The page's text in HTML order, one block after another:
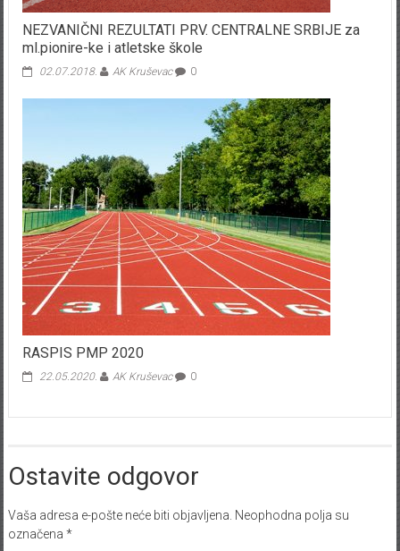
NEZVANIČNI REZULTATI PRV. CENTRALNE SRBIJE za
ml.pionire-ke i atletske škole
02.07.2018. AK Kruševac 0
RASPIS PMP 2020
22.05.2020. AK Kruševac 0
Ostavite odgovor
Vaša adresa e-pošte neće biti objavljena. Neophodna polja su
označena *